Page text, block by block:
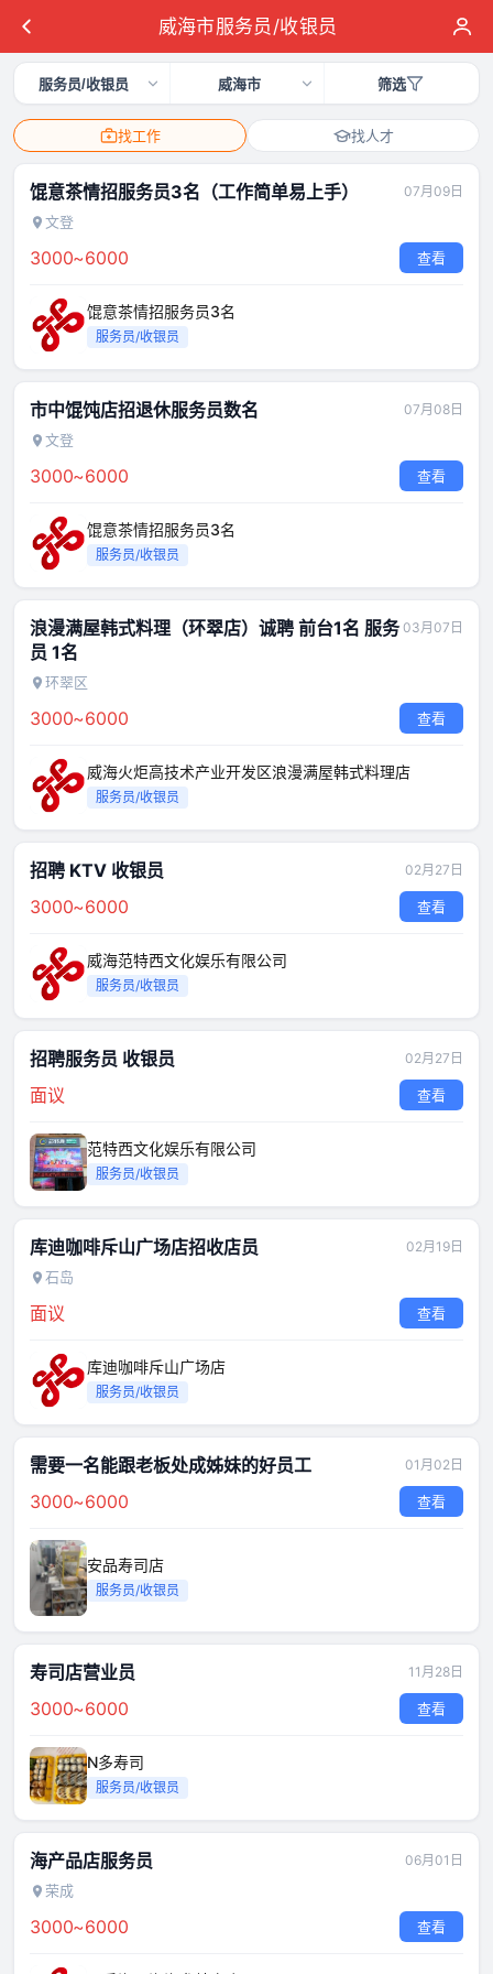
威海市服务员/收银员
服务员/收银员 威海市 筛选
找工作 找人才
馄意茶情招服务员3名（工作简单易上手） 07月09日
文登
3000~6000 查看
馄意茶情招服务员3名
服务员/收银员
市中馄饨店招退休服务员数名 07月08日
文登
3000~6000 查看
馄意茶情招服务员3名
服务员/收银员
浪漫满屋韩式料理（环翠店）诚聘 前台1名 服务
员 1名
03月07日
环翠区
3000~6000 查看
威海火炬高技术产业开发区浪漫满屋韩式料理店
服务员/收银员
招聘 KTV 收银员 02月27日
3000~6000 查看
威海范特西文化娱乐有限公司
服务员/收银员
招聘服务员 收银员 02月27日
面议 查看
范特西文化娱乐有限公司
服务员/收银员
库迪咖啡斥山广场店招收店员 02月19日
石岛
面议 查看
库迪咖啡斥山广场店
服务员/收银员
需要一名能跟老板处成姊妹的好员工 01月02日
3000~6000 查看
安品寿司店
服务员/收银员
寿司店营业员 11月28日
3000~6000 查看
N多寿司
服务员/收银员
海产品店服务员 06月01日
荣成
3000~6000 查看